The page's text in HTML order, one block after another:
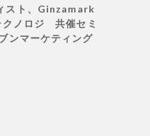
スト、Ginzamark
ノロジ 共催セミ
ンマーケティング